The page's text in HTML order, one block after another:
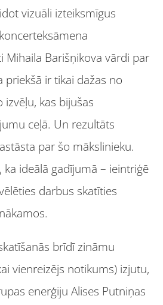
vizuāli izteiksmīgus
Mihaila Barišņikova vārdi par
priekšā ir tikai dažas no
kas bijušas
ceļā. Un rezultāts
par šo mākslinieku.
ka ideālā gadījumā – ieintriģē
darbus skatīties
brīdī zināmu
vienreizējs notikums) izjutu,
enerģiju Alises Putniņas